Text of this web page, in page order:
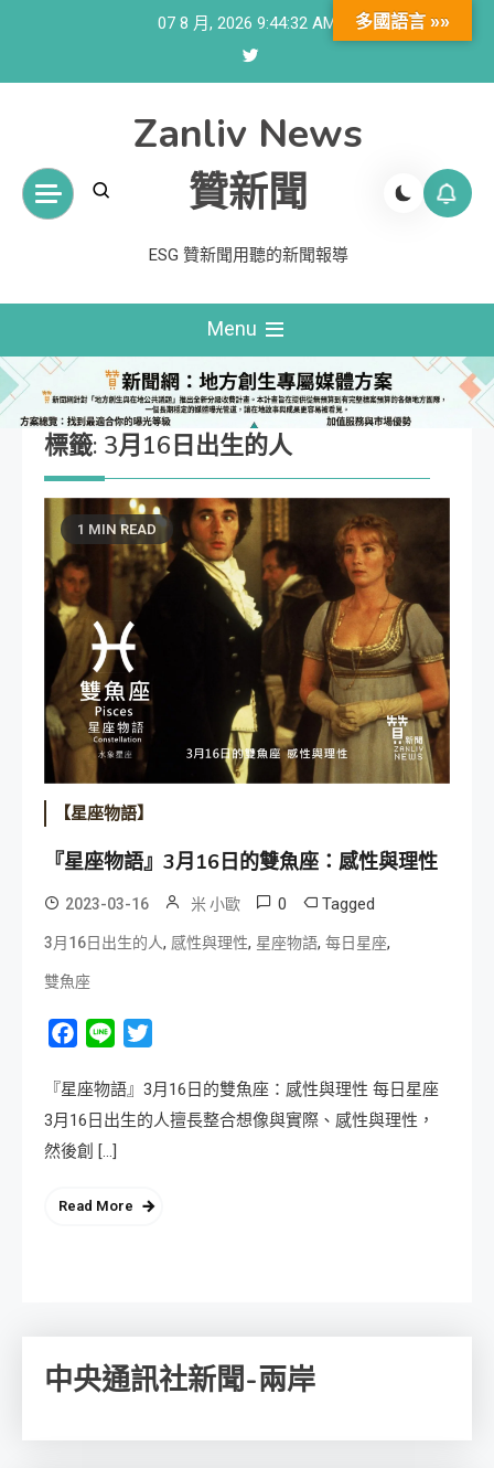
07 8 月, 2026 9:44:33 AM
Zanliv News
贊新聞
ESG 贊新聞用聽的新聞報導
Menu
標籤: 3月16日出生的人
1 MIN READ
【星座物語】
『星座物語』3月16日的雙魚座：感性與理性
2023-03-16 米 小歐 0 Tagged
3月16日出生的人, 感性與理性, 星座物語, 每日星座,
雙魚座
Facebook
Line
『星座物語』3月16日的雙魚座：感性與理性 每日星座
3月16日出生的人擅長整合想像與實際、感性與理性，
然後創 […]
Read More
中央通訊社新聞-兩岸
多國語言 »»